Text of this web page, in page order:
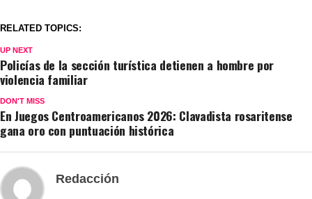
RELATED TOPICS:
UP NEXT
Policías de la sección turística detienen a hombre por
violencia familiar
DON'T MISS
En Juegos Centroamericanos 2026: Clavadista rosaritense
gana oro con puntuación histórica
Redacción